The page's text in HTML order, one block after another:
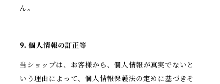
ん。
9. 個人情報の訂正等
当ショップは、お客様から、個人情報が真実でないと
いう理由によって、個人情報保護法の定めに基づきそ